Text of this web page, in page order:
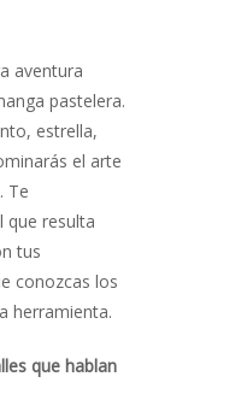
aventura
pastelera.
estrella,
el arte
Te
que resulta
tus
conozcas los
herramienta.
que hablan